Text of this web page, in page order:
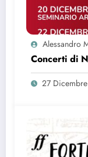
Alessandro
Concerti di
27